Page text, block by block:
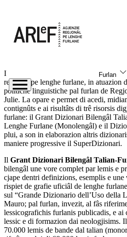
Furlan
torne indaûr
Il SuperDizionari al è un progjet
regjonâl pe lenghe furlane, in atuazion
politiche linguistiche pal furlan de
Julie. La opare e permet di acedi,
contignûts e ai risultâts di trê risorsis
furlane: il Grant Dizionari Bilengâl
Lenghe Furlane (Monolengâl) e il
plui, a son in elaborazion altris
maniere progressive il SuperDizionari.
Il Grant Dizionari Bilengâl Talian-
bilengâl une vore complet par lemis e
cjape dentri definizions, esemplis e
rispiet de grafie uficiâl de lenghe
sul “Grande Dizionario dell’Uso della
Mauro; pal furlan, invezit, al fâs
lessicografichis furlanis publicadis, e ai
lessic e di formazion dai neologjisims.
70.000 lemis de bande dal talian